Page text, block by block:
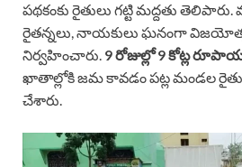
పథకంకు రైతులు గట్టి మద్దతు
రైతన్నలు, నాయకులు ఘనంగా
నిర్వహించారు. 9 రోజుల్లో 9 కోట్ల
ఖాతాల్లోకి జమ కావడం పట్ల మండల
చేశారు.